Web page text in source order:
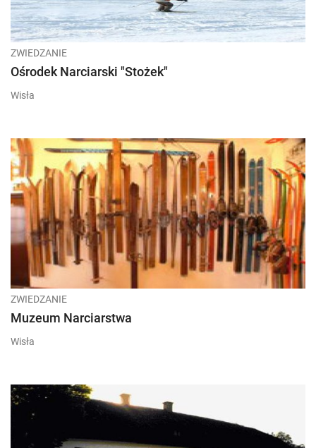
ZWIEDZANIE
Ośrodek Narciarski "Stożek"
Wisła
ZWIEDZANIE
Muzeum Narciarstwa
Wisła